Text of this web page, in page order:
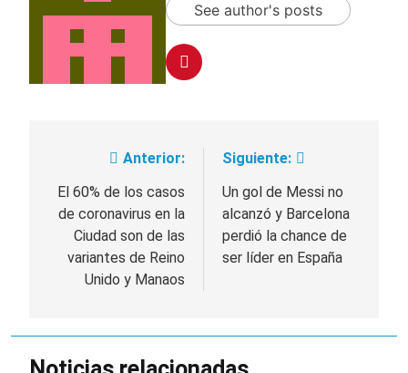
See author's posts
Navegación
de
entradas
Anterior:
El 60% de los casos
de coronavirus en la
Ciudad son de las
variantes de Reino
Unido y Manaos
Siguiente:
Un gol de Messi no
alcanzó y Barcelona
perdió la chance de
ser líder en España